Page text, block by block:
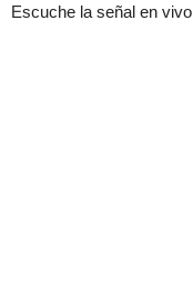
Escuche la señal en vivo